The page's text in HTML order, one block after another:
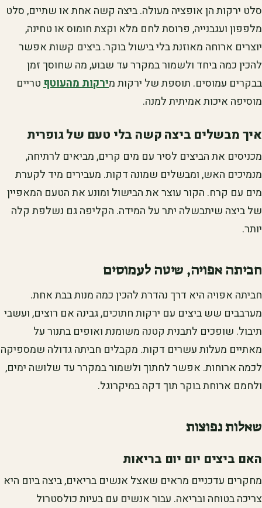
סלט ירקות הן אופציה מעולה. ביצה קשה אחת או שתיים, סלט
מלפפון ועגבנייה, פרוסת לחם מלא וקצת חומוס או טחינה,
יוצרים ארוחה מאוזנת בלי בישול בוקר. ביצים קשות אפשר
להכין כמה ביחד ולשמור במקרר עד שבוע, מה שחוסך זמן
בבקרים עמוסים. תוספת של ירקות מירקות מהעוטףטריים
מוסיפה איכות אמיתית למנה.
איך מבשלים ביצה קשה בלי טעם של גופרית
מכניסים את הביצים לסיר עם מים קרים, מביאים לרתיחה,
מנמיכים האש, ומבשלים שמונה דקות. מעבירים מיד לקערת
מים עם קרח. הקור עוצר את הבישול ומונע את הטעם המאפיין
של ביצה שיתבשלה יתר על המידה. הקליפה גם נשלפת קלה
יותר.
חביתה אפויה, שיטה לעמוסים
חביתה אפויה היא דרך נהדרת להכין כמה מנות בבת אחת.
מערבבים שש ביצים עם ירקות חתוכים, גבינה אם רוצים, ועשבי
תיבול. שופכים לתבנית קטנה משומנת ואופים בתנור על
מאתיים מעלות עשרים דקות. מקבלים חביתה גדולה שמספיקה
לכמה ארוחות. אפשר לחתוך ולשמור במקרר עד שלושה ימים,
ולחמם ארוחת בוקר תוך דקה במיקרוגל.
שאלות נפוצות
האם ביצים יום יום בריאות
מחקרים עדכניים מראים שאצל אנשים בריאים, ביצה ביום היא
צריכה בטוחה ובריאה. עבור אנשים עם בעיות כולסטרול